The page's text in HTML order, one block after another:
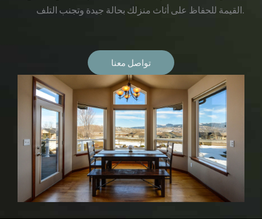
القيمة للحفاظ على أثاث منزلك بحالة جيدة وتجنب التلف.
تواصل معنا